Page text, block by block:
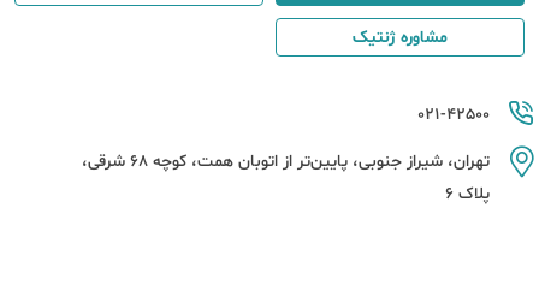
021-42500
تهران، شیراز جنوبی، پایین‌تر از اتوبان همت، کوچه 68 شرقی،
پلاک 6
مشاوره ژنتیک